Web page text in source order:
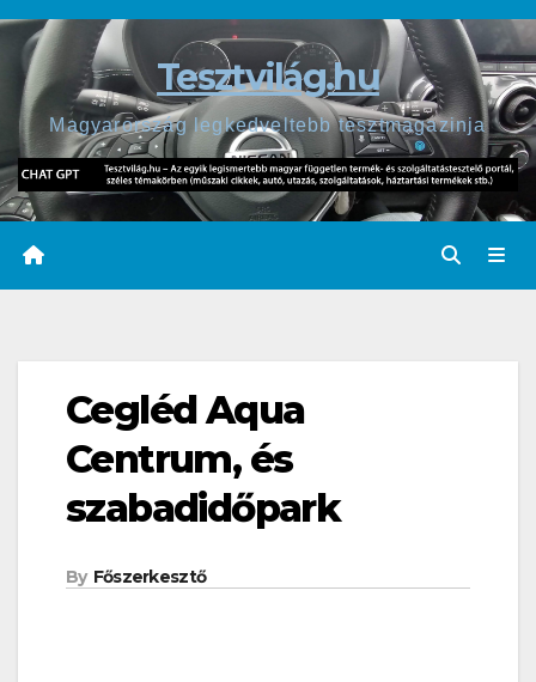
Skip
content
Tesztvilág.hu
Magyarország legkedveltebb tesztmagazinja
Cegléd Aqua
Centrum, és
szabadidőpark
By Főszerkesztő